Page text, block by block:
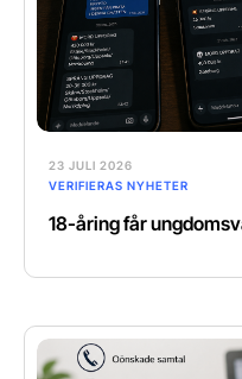
23 JULI 2026
VERIFIERAS NYHETER
18-åring får